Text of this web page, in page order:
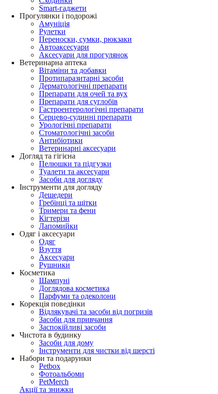
Smart-гаджети
Прогулянки і подорожі
Амуніція
Рулетки
Переноски, сумки, рюкзаки
Автоаксесуари
Аксесуари для прогулянок
Ветеринарна аптека
Вітаміни та добавки
Протипаразитарні засоби
Дерматологічні препарати
Препарати для очей та вух
Препарати для суглобів
Гастроентерологічні препарати
Серцево-судинні препарати
Урологічні препарати
Стоматологічні засоби
Антибіотики
Ветеринарні аксесуари
Догляд та гігієна
Пелюшки та підгузки
Туалети та аксесуари
Засоби для догляду
Інструменти для догляду
Дешедери
Гребінці та щітки
Тримери та фени
Кігтерізи
Лапомийки
Одяг і аксесуари
Одяг
Взуття
Аксесуари
Рушники
Косметика
Шампуні
Доглядова косметика
Парфуми та одеколони
Корекція поведінки
Відлякувачі та засоби від погризів
Засоби для привчання
Заспокійливі засоби
Чистота в будинку
Засоби для дому
Інструменти для чистки від шерсті
Набори та подарунки
Petbox
Фотоальбоми
PetMerch
Акції та знижки